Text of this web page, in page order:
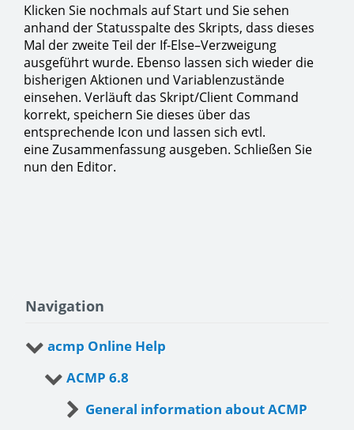
Klicken Sie nochmals auf Start und Sie sehen
anhand der Statusspalte des Skripts, dass dieses
Mal der zweite Teil der If-Else–Verzweigung
ausgeführt wurde. Ebenso lassen sich wieder die
bisherigen Aktionen und Variablenzustände
einsehen. Verläuft das Skript/Client Command
korrekt, speichern Sie dieses über das
entsprechende Icon und lassen sich evtl.
eine Zusammenfassung ausgeben. Schließen Sie
nun den Editor.
Navigation
acmp Online Help
ACMP 6.8
General information about ACMP